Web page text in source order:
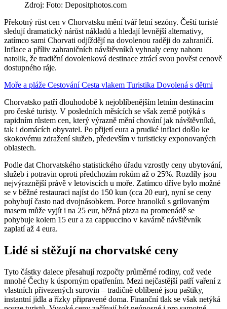
Zdroj: Foto: Depositphotos.com
Překotný růst cen v Chorvatsku mění tvář letní sezóny. Čeští turisté
sledují dramatický nárůst nákladů a hledají levnější alternativy,
zatímco sami Chorvati odjíždějí na dovolenou raději do zahraničí.
Inflace a příliv zahraničních návštěvníků vyhnaly ceny nahoru
natolik, že tradiční dovolenková destinace ztrácí svou pověst cenově
dostupného ráje.
Moře a pláže CestováníCesta vlakem Turistika Dovolená s dětmi
Chorvatsko patří dlouhodobě k nejoblíbenějším letním destinacím
pro české turisty. V posledních měsících se však země potýká s
rapidním růstem cen, který výrazně mění chování jak návštěvníků,
tak i domácích obyvatel. Po přijetí eura a prudké inflaci došlo ke
skokovému zdražení služeb, především v turisticky exponovaných
oblastech.
Podle dat Chorvatského statistického úřadu vzrostly ceny ubytování,
služeb i potravin oproti předchozím rokům až o 25%. Rozdíly jsou
nejvýraznější právě v letoviscích u moře. Zatímco dříve bylo možné
se v běžné restauraci najíst do 150 kun (cca 20 eur), nyní se ceny
pohybují často nad dvojnásobkem. Porce hranolků s grilovaným
masem může vyjít i na 25 eur, běžná pizza na promenádě se
pohybuje kolem 15 eur a za cappuccino v kavárně návštěvník
zaplatí až 4 eura.
Lidé si stěžují na chorvatské ceny
Tyto částky dalece přesahují rozpočty průměrné rodiny, což vede
mnohé Čechy k úsporným opatřením. Mezi nejčastější patří vaření z
vlastních přivezených surovin – tradičně oblíbené jsou paštiky,
instantní jídla a řízky připravené doma. Finanční tlak se však netýká